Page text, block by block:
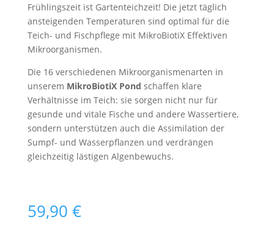
Frühlingszeit ist Gartenteichzeit! Die jetzt täglich
ansteigenden Temperaturen sind optimal für die
Teich- und Fischpflege mit MikroBiotiX Effektiven
Mikroorganismen.
Die 16 verschiedenen Mikroorganismenarten in
unserem MikroBiotiX Pond schaffen klare
Verhältnisse im Teich: sie sorgen nicht nur für
gesunde und vitale Fische und andere Wassertiere,
sondern unterstützen auch die Assimilation der
Sumpf- und Wasserpflanzen und verdrängen
gleichzeitig lästigen Algenbewuchs.
59,90 €